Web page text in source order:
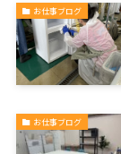
お仕事ブログ
お仕事ブログ